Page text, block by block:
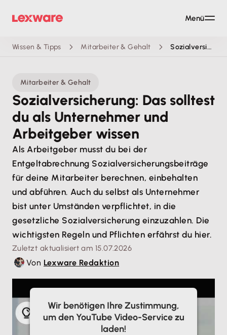
Wissen & Tipps Mitarbeiter & Gehalt Sozialversicherung
Mitarbeiter & Gehalt
Sozialversicherung: Das solltest
du als Unternehmer und
Arbeitgeber wissen
Als Arbeitgeber musst du bei der
Entgeltabrechnung Sozialversicherungsbeiträge
für deine Mitarbeiter berechnen, einbehalten
und abführen. Auch du selbst als Unternehmer
bist unter Umständen verpflichtet, in die
gesetzliche Sozialversicherung einzuzahlen. Die
wichtigsten Regeln und Pflichten erfährst du hier.
Zuletzt aktualisiert am 15.07.2026
Von Lexware Redaktion
Wir benötigen Ihre Zustimmung,
um den YouTube Video-Service zu
laden!
Menü